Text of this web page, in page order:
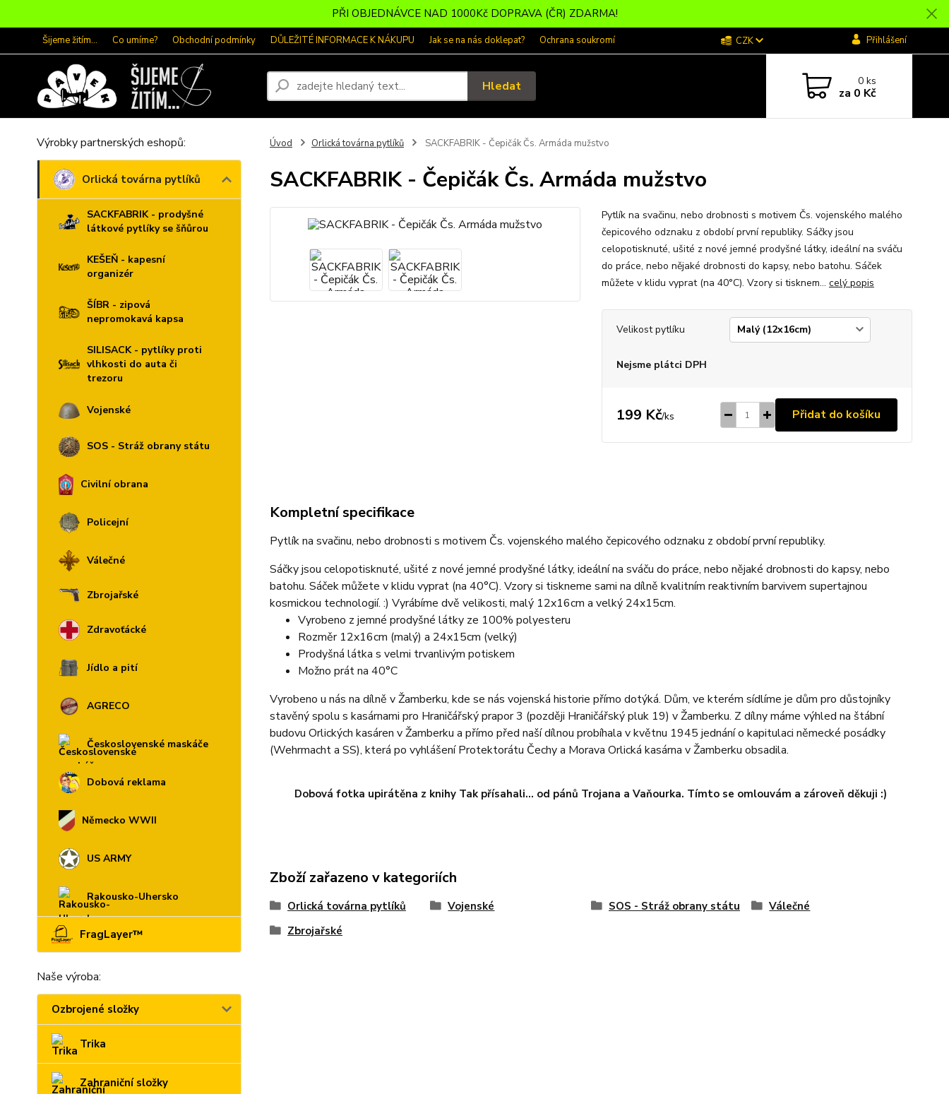
PŘI OBJEDNÁVCE NAD 1000Kč DOPRAVA (ČR) ZDARMA!
Šijeme žitím... Co umíme? Obchodní podmínky DŮLEŽITÉ INFORMACE K NÁKUPU Jak se na nás doklepat? Ochrana soukromí CZK Přihlášení
Hledat 0ks
za 0 Kč
Výrobky partnerských eshopů:
Orlická továrna pytlíků
SACKFABRIK - prodyšné
látkové pytlíky se šňůrou
KEŠEŇ - kapesní
organizér
ŠÍBR - zipová
nepromokavá kapsa
SILISACK - pytlíky proti
vlhkosti do auta či
trezoru
Vojenské
SOS - Stráž obrany státu
Civilní obrana
Policejní
Válečné
Zbrojařské
Zdravoťácké
Jídlo a pití
AGRECO
Československé maskáče
Dobová reklama
Německo WWII
US ARMY
Rakousko-Uhersko
FragLayer™
Naše výroba:
Ozbrojené složky
Trika
Zahraniční složky
Úvod Orlická továrna pytlíků SACKFABRIK - Čepičák Čs. Armáda mužstvo
SACKFABRIK - Čepičák Čs. Armáda mužstvo
Pytlík na svačinu, nebo drobnosti s motivem Čs. vojenského malého
čepicového odznaku z období první republiky. Sáčky jsou
celopotisknuté, ušité z nové jemné prodyšné látky, ideální na sváču
do práce, nebo nějaké drobnosti do kapsy, nebo batohu. Sáček
můžete v klidu vyprat (na 40°C). Vzory si tisknem... celý popis
Velikost pytlíku
Nejsme plátci DPH
199 Kč/ks Přidat do košíku
Kompletní specifikace
Pytlík na svačinu, nebo drobnosti s motivem Čs. vojenského malého čepicového odznaku z období první republiky.
Sáčky jsou celopotisknuté, ušité z nové jemné prodyšné látky, ideální na sváču do práce, nebo nějaké drobnosti do kapsy, nebo
batohu. Sáček můžete v klidu vyprat (na 40°C). Vzory si tiskneme sami na dílně kvalitním reaktivním barvivem supertajnou
kosmickou technologií. :) Vyrábíme dvě velikosti, malý 12x16cm a velký 24x15cm.
Vyrobeno z jemné prodyšné látky ze 100% polyesteru
Rozměr 12x16cm (malý) a 24x15cm (velký)
Prodyšná látka s velmi trvanlivým potiskem
Možno prát na 40°C
Vyrobeno u nás na dílně v Žamberku, kde se nás vojenská historie přímo dotýká. Dům, ve kterém sídlíme je dům pro důstojníky
stavěný spolu s kasárnami pro Hraničářský prapor 3 (později Hraničářský pluk 19) v Žamberku. Z dílny máme výhled na štábní
budovu Orlických kasáren v Žamberku a přímo před naší dílnou probíhala v květnu 1945 jednání o kapitulaci německé posádky
(Wehrmacht a SS), která po vyhlášení Protektorátu Čechy a Morava Orlická kasárna v Žamberku obsadila.
Dobová fotka upirátěna z knihy Tak přísahali... od pánů Trojana a Vaňourka. Tímto se omlouvám a zároveň děkuji :)
Zboží zařazeno v kategoriích
Orlická továrna pytlíků Vojenské SOS - Stráž obrany státu
Válečné
Zbrojařské